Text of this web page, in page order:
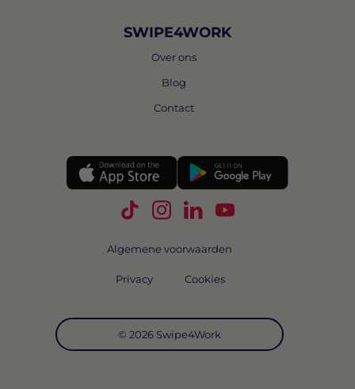
SWIPE4WORK
Over ons
Blog
Contact
Volg Swipe4Work op TikTok
Volg Swipe4Work op
Volg Swipe4Work op
Volg Swipe4Work
© 2026 Swipe4Work
Algemene voorwaarden
Privacy Cookies